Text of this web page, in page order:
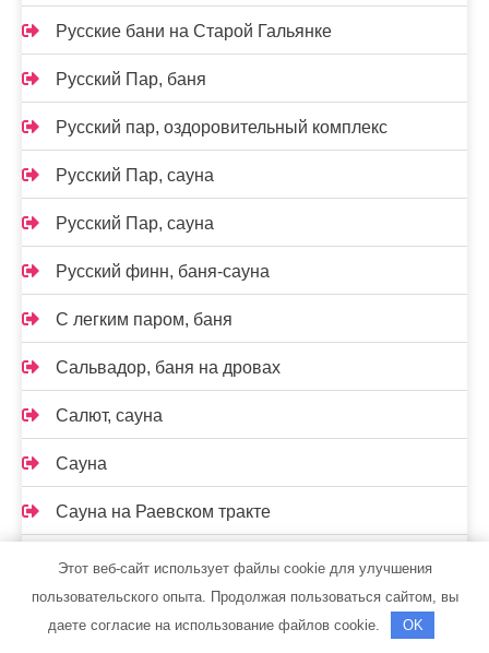
Русские бани на Старой Гальянке
Русский Пар, баня
Русский пар, оздоровительный комплекс
Русский Пар, сауна
Русский Пар, сауна
Русский финн, баня-сауна
С легким паром, баня
Сальвадор, баня на дровах
Салют, сауна
Сауна
Сауна на Раевском тракте
Сауна, Сауна
Сауна, Сауна
Этот веб-сайт использует файлы cookie для улучшения
пользовательского опыта. Продолжая пользоваться сайтом, вы
даете согласие на использование файлов cookie.
OK